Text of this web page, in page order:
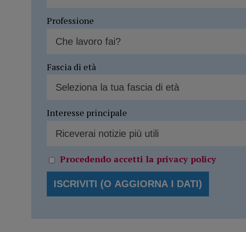
Professione
Fascia di età
Interesse principale
Procedendo accetti la privacy policy